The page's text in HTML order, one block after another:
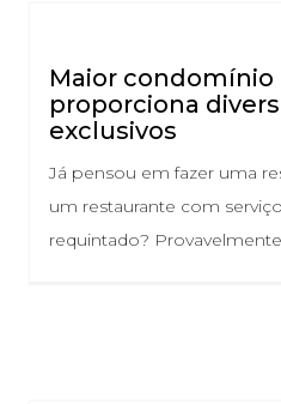
Maior condomínio
proporciona
exclusivos
Já pensou em fazer uma
um restaurante com
requintado?